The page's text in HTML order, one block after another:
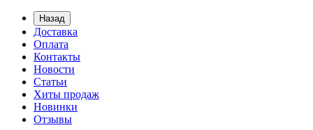
Назад
Доставка
Оплата
Контакты
Новости
Статьи
Хиты продаж
Новинки
Отзывы